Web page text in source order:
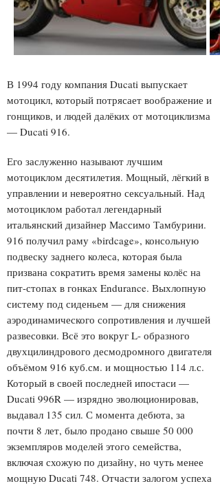
В 1994 году компания Ducati выпускает
мотоцикл, который потрясает воображение и
гонщиков, и людей далёких от мотоциклизма
— Ducati 916.
Его заслуженно называют лучшим
мотоциклом десятилетия. Мощный, лёгкий в
управлении и невероятно сексуальный. Над
мотоциклом работал легендарный
итальянский дизайнер Массимо Тамбурини.
916 получил раму «birdcage», консольную
подвеску заднего колеса, которая была
призвана сократить время замены колёс на
пит-стопах в гонках Endurance. Выхлопную
систему под сиденьем — для снижения
аэродинамического сопротивления и лучшей
развесовки. Всё это вокруг L- образного
двухцилиндрового десмодромного двигателя
объёмом 916 куб.см. и мощностью 114 л.с.
Который в своей последней ипостаси —
Ducati 996R — изрядно эволюционировав,
выдавал 135 сил. С момента дебюта, за
почти 8 лет, было продано свыше 50 000
экземпляров моделей этого семейства,
включая схожую по дизайну, но чуть менее
мощную Ducati 748. Отчасти залогом успеха